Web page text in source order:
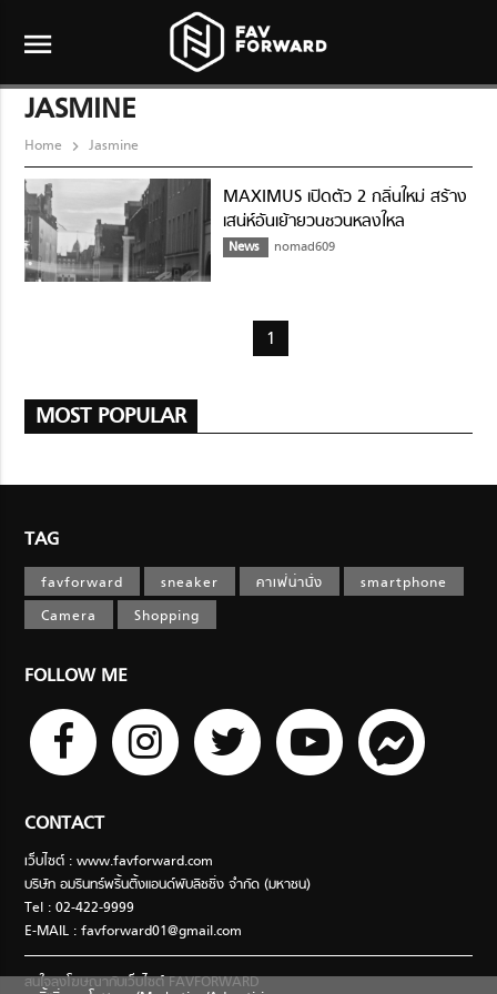
menu
JASMINE
Home Jasmine
MAXIMUS เปิดตัว 2 กลิ่นใหม่ สร้าง
เสน่ห์อันเย้ายวนชวนหลงใหล
News nomad609
1
MOST POPULAR
TAG
favforward sneaker คาเฟ่น่านั่ง
smartphone
Camera
Shopping
FOLLOW ME
CONTACT
เว็บไซต์ : www.favforward.com
บริษัท อมรินทร์พริ้นติ้งแอนด์พับลิชชิ่ง จำกัด (มหาชน)
Tel : 02-422-9999
E-MAIL :favforward01@gmail.com
สนใจลงโฆษณากับเว็บไซต์ FAVFORWARD